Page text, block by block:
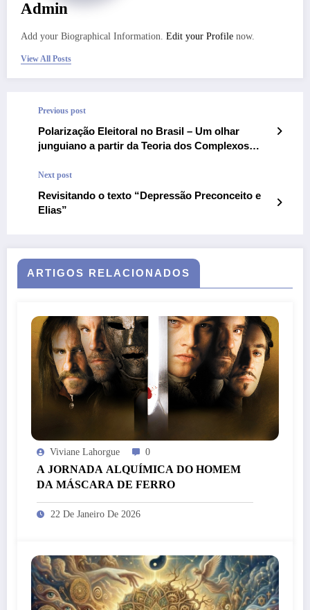
Admin
Add your Biographical Information. Edit your Profile now.
View All Posts
Previous post
Polarização Eleitoral no Brasil – Um olhar
junguiano a partir da Teoria dos Complexos
Next post
Revisitando o texto “Depressão Preconceito e
Elias”
ARTIGOS RELACIONADOS
Viviane Lahorgue 0
A JORNADA ALQUÍMICA DO HOMEM
DA MÁSCARA DE FERRO
22 De Janeiro De 2026